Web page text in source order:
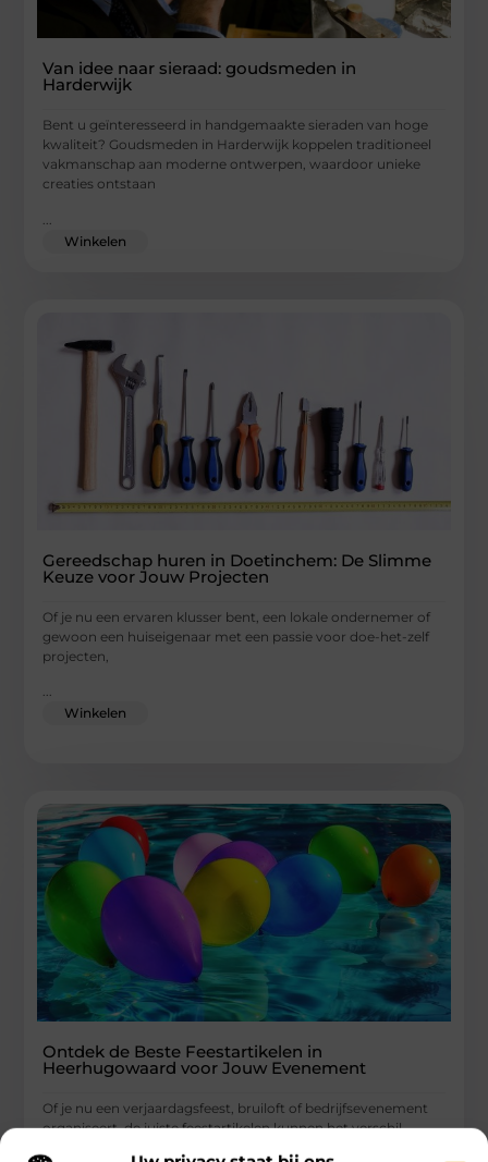
Van idee naar sieraad: goudsmeden in
Harderwijk
Bent u geïnteresseerd in handgemaakte sieraden van hoge
kwaliteit? Goudsmeden in Harderwijk koppelen traditioneel
vakmanschap aan moderne ontwerpen, waardoor unieke
creaties ontstaan
Winkelen
Gereedschap huren in Doetinchem: De Slimme
Keuze voor Jouw Projecten
Of je nu een ervaren klusser bent, een lokale ondernemer of
gewoon een huiseigenaar met een passie voor doe-het-zelf
projecten,
...
Winkelen
Ontdek de Beste Feestartikelen in
Heerhugowaard voor Jouw Evenement
Of je nu een verjaardagsfeest, bruiloft of bedrijfsevenement
organiseert, de juiste feestartikelen kunnen het verschil